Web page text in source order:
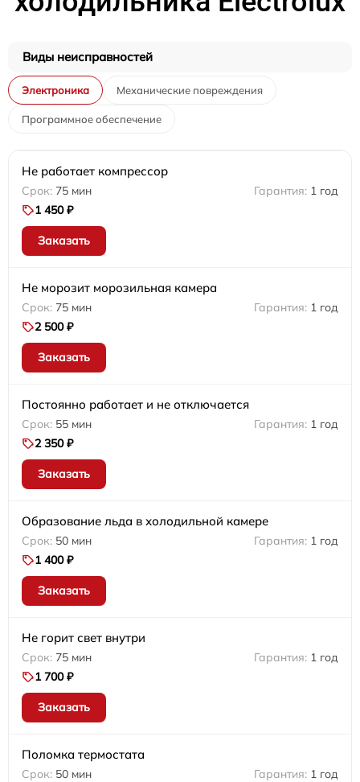
Виды неисправностей
Электроника Механические повреждения
Программное обеспечение
Не работает компрессор
75 мин
1 год
1 450 ₽
Заказать
Не морозит морозильная камера
75 мин
1 год
2 500 ₽
Заказать
Постоянно работает и не отключается
55 мин
1 год
2 350 ₽
Заказать
Образование льда в холодильной камере
50 мин
1 год
1 400 ₽
Заказать
Не горит свет внутри
75 мин
1 год
1 700 ₽
Заказать
Поломка термостата
50 мин
1 год